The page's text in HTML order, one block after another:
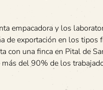
empacadora y los
de exportación en los
con una finca en Pital de
del 90% de los